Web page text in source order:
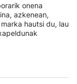
onena
azkenean,
hautsi du, lau